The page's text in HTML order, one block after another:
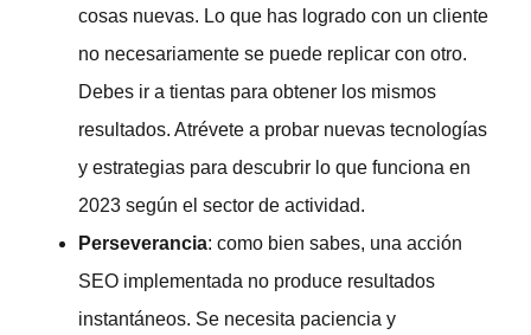
cosas nuevas. Lo que has logrado con un cliente
no necesariamente se puede replicar con otro.
Debes ir a tientas para obtener los mismos
resultados. Atrévete a probar nuevas tecnologías
y estrategias para descubrir lo que funciona en
2023 según el sector de actividad.
Perseverancia: como bien sabes, una acción
SEO implementada no produce resultados
instantáneos. Se necesita paciencia y